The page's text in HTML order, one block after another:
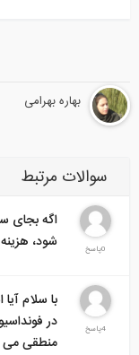
بهاره بهرامی
سوالات مرتبط
اگه بجای
شود،
4پاسخ
با سلام
در
منطقی می